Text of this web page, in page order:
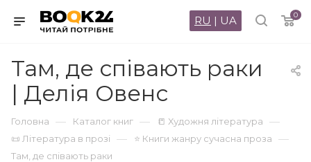
0
RU | UA
Там, де співають раки
| Делія Овенс
Головна — Каталог книг — 📒 Художня література —
📜 Література в прозі — ⭐ Книги жанру сучасна проза —
Там, де співають раки